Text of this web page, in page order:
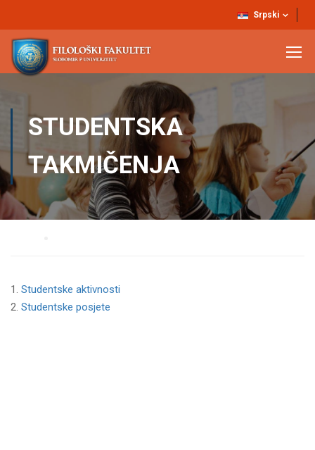
Srpski
STUDENTSKA
TAKMIČENJA
Studentske aktivnosti
Studentske posjete